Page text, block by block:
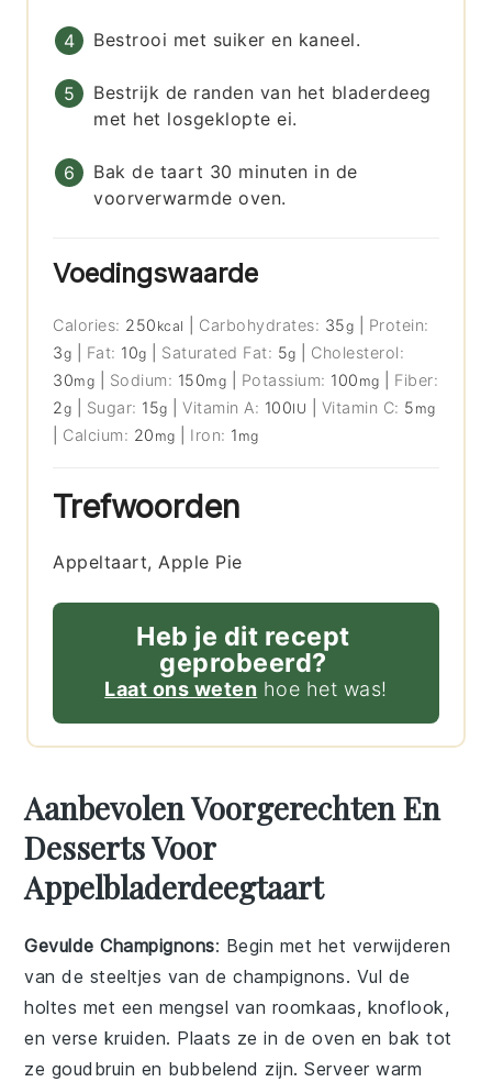
Bestrooi met suiker en kaneel.
Bestrijk de randen van het bladerdeeg
met het losgeklopte ei.
Bak de taart 30 minuten in de
voorverwarmde oven.
Voedingswaarde
Calories: 250 kcal Carbohydrates: 35g
Protein:
3g Fat: 10g Saturated Fat: 5g
Cholesterol:
30mg Sodium: 150mg Potassium: 100 mg
Fiber:
2g Sugar: 15g |Vitamin A: 100IU Vitamin C: 5 mg
Calcium: 20 mg Iron: 1 mg
Trefwoorden
Appeltaart, Apple Pie
Heb je dit recept
geprobeerd?
Laat ons weten hoe het was!
Aanbevolen Voorgerechten En
Desserts Voor
Appelbladerdeegtaart
Gevulde Champignons: Begin met het verwijderen
van de steeltjes van dechampignons. Vul de
holtes met een mengsel van roomkaas, knoflook,
en verse kruiden. Plaats ze in de oven en bak tot
ze goudbruin en bubbelend zijn. Serveer warm